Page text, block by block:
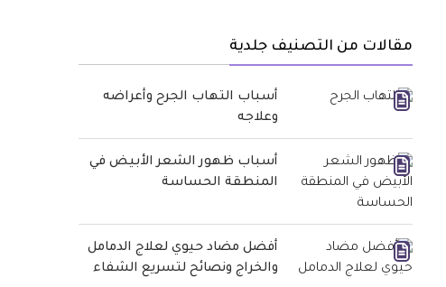
مقالات من التصنيف جلدية
أسباب التهاب الجرح وأعراضه
وعلاجه
أسباب ظهور الشعر الأبيض في
المنطقة الحساسة
أفضل مضاد حيوي لعلاج الدمامل
والخراج ونصائح لتسريع الشفاء